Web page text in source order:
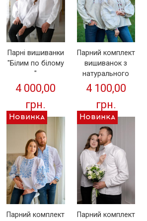
Парні вишиванки
"Білим по білому
"
4 000,00
грн.
Парний комплект
вишиванок з
натурального
льону "Доля"
4 100,00
грн.
Новинка
Парний комплект
Новинка
Парний комплект